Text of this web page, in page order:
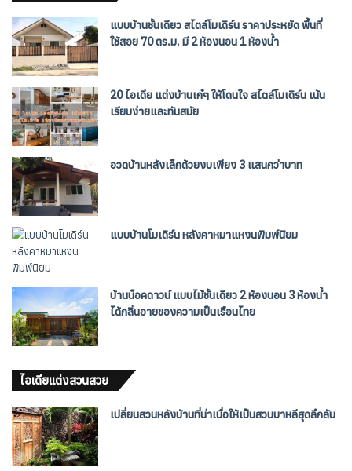
แบบบ้านชั้นเดียว สไตล์โมเดิร์น ราคาประหยัด พื้นที่
ใช้สอย 70 ตร.ม. มี 2 ห้องนอน 1 ห้องน้ำ
20 ไอเดีย แต่งบ้านเก๋ๆ ให้โดนใจ สไตล์โมเดิร์น เน้น
เรียบง่ายและทันสมัย
อวดบ้านหลังเล็กด้วยงบเพียง 3 แสนกว่าบาท
แบบบ้านโมเดิร์น หลังคาหมาแหงนพิมพ์นิยม
บ้านน็อคดาวน์ แบบไม้ชั้นเดียว 2 ห้องนอน 3 ห้องน้ำ
ได้กลิ่นอายของความเป็นเรือนไทย
ไอเดียแต่งสวนสวย
เปลี่ยนสวนหลังบ้านที่น่าเบื่อให้เป็นสวนบาหลีสุดลึกลับ